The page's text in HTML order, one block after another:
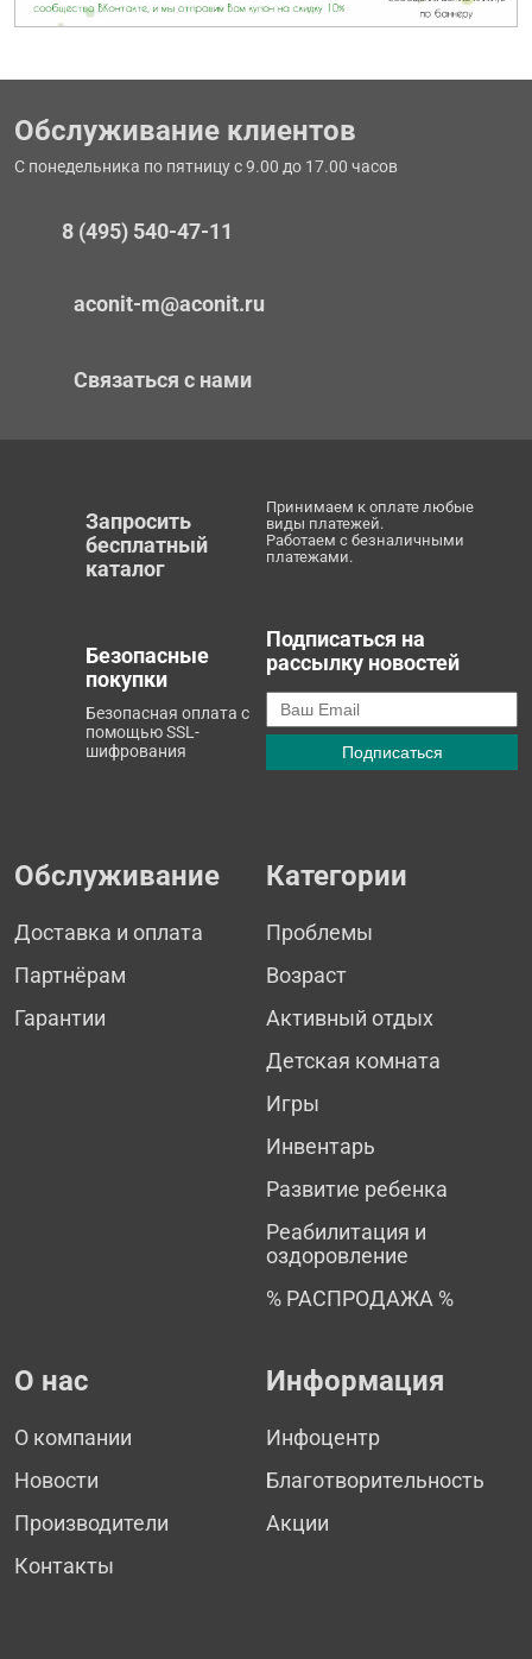
Обслуживание клиентов
С понедельника по пятницу с 9.00 до 17.00 часов
8 (495) 540-47-11
aconit-m@aconit.ru
Связаться с нами
Запросить
бесплатный
каталог
Принимаем к оплате любые
виды платежей.
Работаем с безналичными
платежами.
Безопасные
покупки
Безопасная оплата с
помощью SSL-
шифрования
Подписаться на
рассылку новостей
Обслуживание
Доставка и оплата
Партнёрам
Гарантии
Категории
Проблемы
Возраст
Активный отдых
Детская комната
Игры
Инвентарь
Развитие ребенка
Реабилитация и
оздоровление
% РАСПРОДАЖА %
О нас
О компании
Новости
Производители
Контакты
Информация
Инфоцентр
Благотворительность
Акции